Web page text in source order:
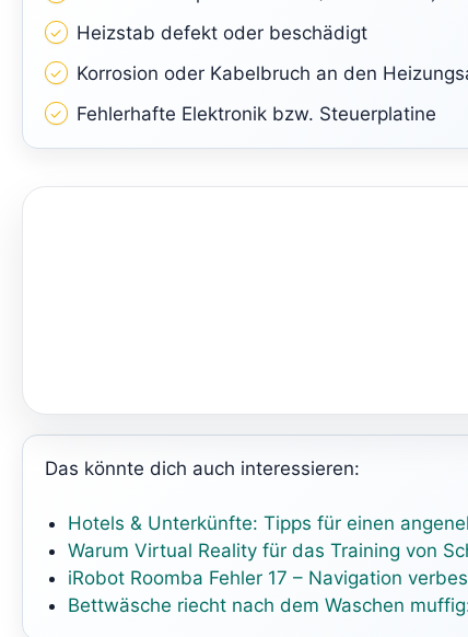
Heizstab defekt oder beschädigt
Korrosion oder Kabelbruch an den
Fehlerhafte Elektronik bzw. Steuerplatine
Das könnte dich auch interessieren:
Hotels & Unterkünfte: Tipps für einen
Warum Virtual Reality für das Training von
iRobot Roomba Fehler 17 – Navigation
Bettwäsche riecht nach dem Waschen